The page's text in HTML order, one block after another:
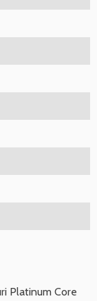
Platinum Core